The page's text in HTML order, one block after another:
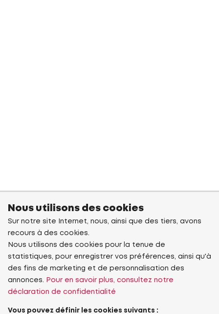
Nous utilisons des cookies
Sur notre site Internet, nous, ainsi que des tiers, avons
recours à des cookies.
Nous utilisons des cookies pour la tenue de
statistiques, pour enregistrer vos préférences, ainsi qu'à
des fins de marketing et de personnalisation des
annonces.
Pour en savoir plus, consultez notre
déclaration de confidentialité
Vous pouvez définir les cookies suivants :